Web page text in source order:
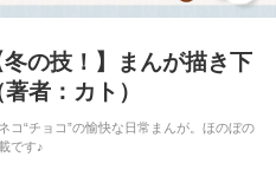
冬の技！】まんが描き下
者：カト）
コ“チョコ”の愉快な日常まんが。ほのぼの
です♪